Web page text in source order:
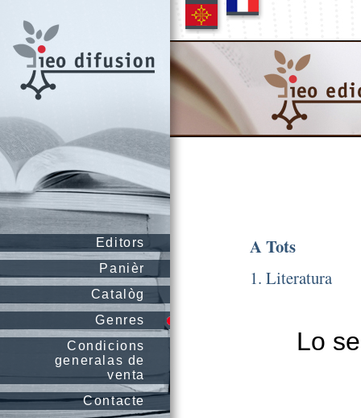
Editors
Panièr
Catalòg
Genres
Condicions
generalas de
venta
Contacte
A Tots
1. Literatura
Lo